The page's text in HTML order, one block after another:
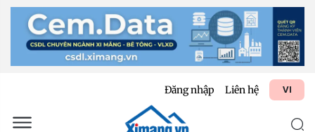
Đăng nhập Liên hệ VI